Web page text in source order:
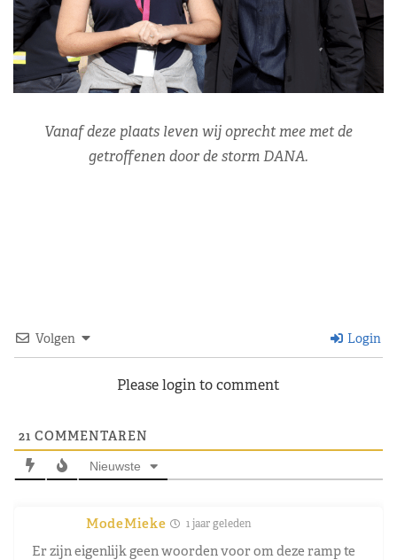
Vanaf deze plaats leven wij oprecht mee met de
getroffenen door de storm DANA.
Volgen Login
Please login to comment
21 COMMENTAREN
Nieuwste
ModeMieke 1 jaar geleden
Er zijn eigenlijk geen woorden voor om deze ramp te